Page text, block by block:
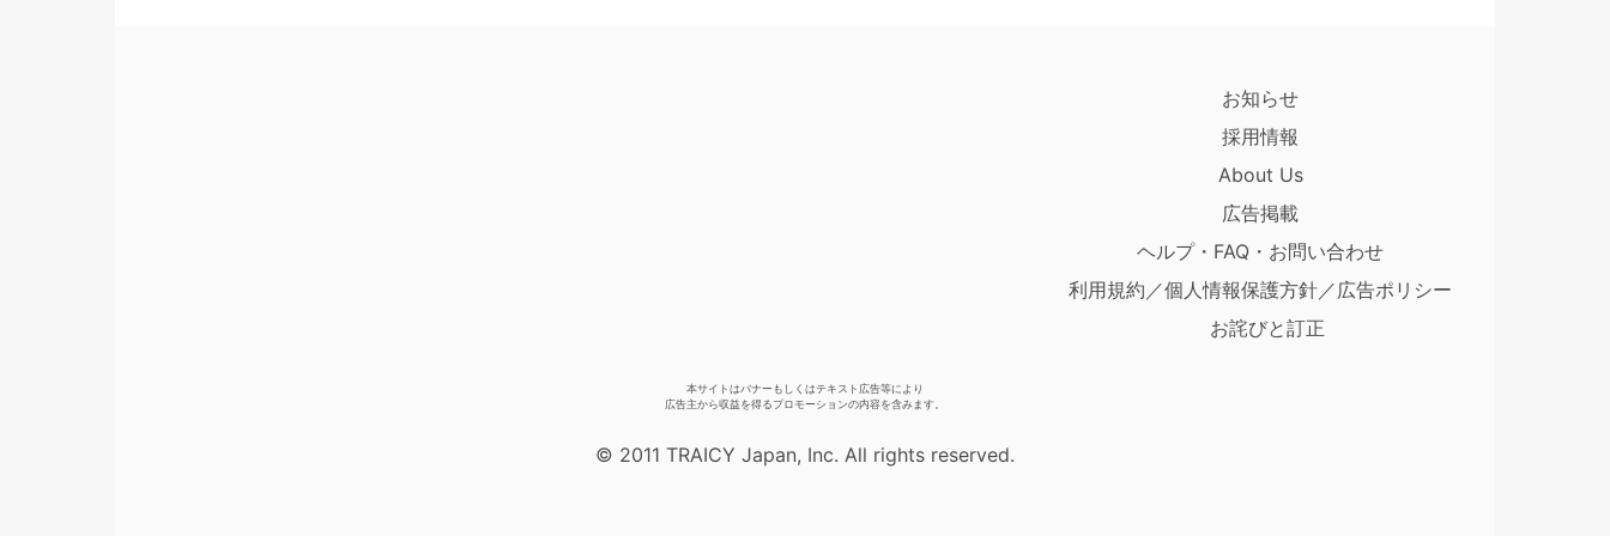
お知らせ
採用情報
About Us
広告掲載
ヘルプ・FAQ・お問い合わせ
利用規約／個人情報保護方針／広告ポリシー
お詫びと訂正
本サイトはバナーもしくはテキスト広告等により
広告主から収益を得るプロモーションの内容を含みます。
© 2011 TRAICY Japan, Inc. All rights reserved.